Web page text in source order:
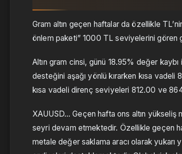
Gram altın geçen haftalar da özellikle
önlem paketi” 1000 TL seviyelerini gören
Altın gram cinsi, günü 18.95% değer
desteğini aşağı yönlü kırarken kısa vadeli
kısa vadeli direnç seviyeleri 812.00 ve
XAUUSD… Geçen hafta ons altın
seyri devam etmektedir. Özellikle geçen
metale değer saklama aracı olarak